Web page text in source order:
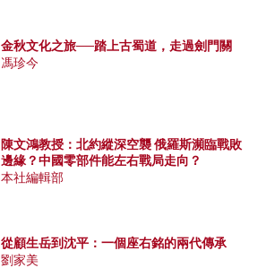
金秋文化之旅──踏上古蜀道，走過劍門關
馮珍今
陳文鴻教授：北約縱深空襲 俄羅斯瀕臨戰敗
邊緣？中國零部件能左右戰局走向？
本社編輯部
從顧生岳到沈平：一個座右銘的兩代傳承
劉家美